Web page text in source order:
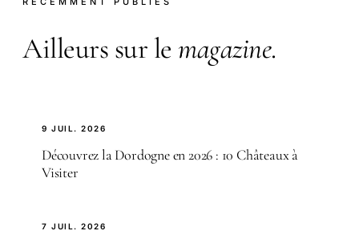
Ailleurs sur le magazine.
9 JUIL. 2026
Découvrez la Dordogne en 2026 : 10 Châteaux à
Visiter
7 JUIL. 2026